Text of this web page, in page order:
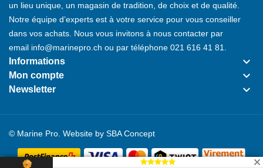
un lieu unique, un magasin de tradition, de choix et de qualité.
Notre équipe d’experts est à votre service pour vous conseiller
dans vos achats. Nous vous invitons à nous contacter par
email info@marinepro.ch ou par téléphone 021 616 41 81
Informations keyboard_arrow_down
Mon compte keyboard_arrow_down
Newsletter keyboard_arrow_down
© Marine Pro. Website by SBA Concept